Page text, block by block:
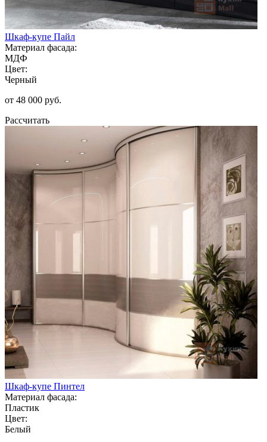
Шкаф-купе Пайл
Материал фасада:
МДФ
Цвет:
Черный
от 48 000 руб.
Рассчитать
Шкаф-купе Пинтел
Материал фасада:
Пластик
Цвет:
Белый